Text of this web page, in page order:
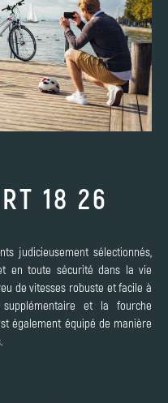
18 26
judicieusement sélectionnés,
en toute sécurité dans la vie
de vitesses robuste et facile à
et la fourche
également équipé de manière